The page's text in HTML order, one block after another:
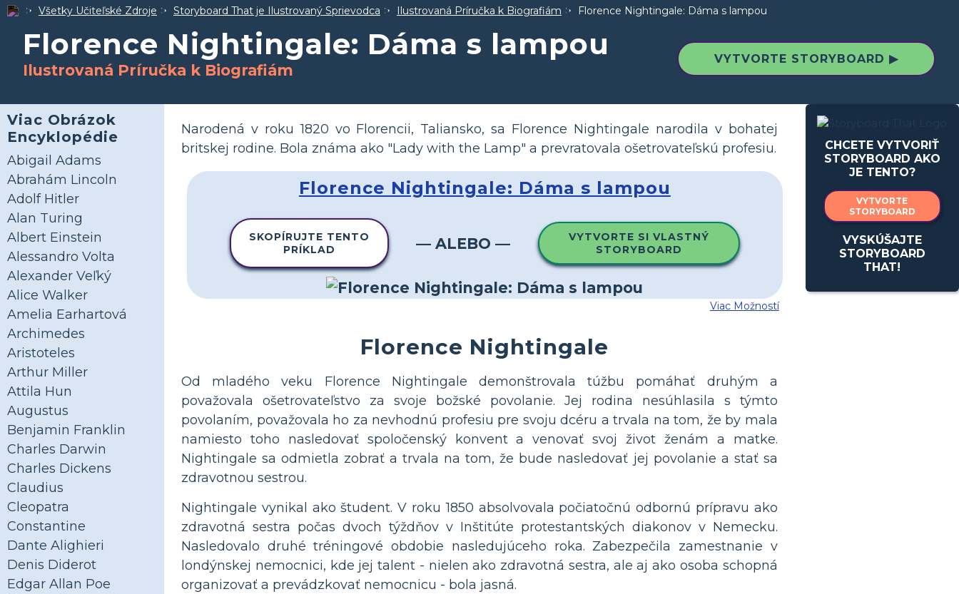
Všetky Učiteľské Zdroje Storyboard That je Ilustrovaný Sprievodca Ilustrovaná Príručka k Biografiám Florence Nightingale: Dáma s lampou
Florence Nightingale: Dáma s lampou
Ilustrovaná Príručka k Biografiám
VYTVORTE STORYBOARD ▶
Viac Obrázok
Encyklopédie
Abigail Adams
Abrahám Lincoln
Adolf Hitler
Alan Turing
Albert Einstein
Alessandro Volta
Alexander Veľký
Alice Walker
Amelia Earhartová
Archimedes
Aristoteles
Arthur Miller
Attila Hun
Augustus
Benjamin Franklin
Charles Darwin
Charles Dickens
Claudius
Cleopatra
Constantine
Dante Alighieri
Denis Diderot
Edgar Allan Poe
CHCETE VYTVORIŤ
STORYBOARD AKO
JE TENTO?
VYTVORTE
STORYBOARD
VYSKÚŠAJTE
STORYBOARD
THAT!
Narodená v roku 1820 vo Florencii, Taliansko, sa Florence Nightingale narodila v bohatej
britskej rodine. Bola známa ako "Lady with the Lamp" a prevratovala ošetrovateľskú profesiu.
Florence Nightingale: Dáma s lampou
SKOPÍRUJTE TENTO
PRÍKLAD
— ALEBO —
VYTVORTE SI VLASTNÝ
STORYBOARD
Viac Možností
Florence Nightingale
Od mladého veku Florence Nightingale demonštrovala túžbu pomáhať druhým a
považovala ošetrovateľstvo za svoje božské povolanie. Jej rodina nesúhlasila s týmto
povolaním, považovala ho za nevhodnú profesiu pre svoju dcéru a trvala na tom, že by mala
namiesto toho nasledovať spoločenský konvent a venovať svoj život ženám a matke.
Nightingale sa odmietla zobrať a trvala na tom, že bude nasledovať jej povolanie a stať sa
zdravotnou sestrou.
Nightingale vynikal ako študent. V roku 1850 absolvovala počiatočnú odbornú prípravu ako
zdravotná sestra počas dvoch týždňov v Inštitúte protestantských diakonov v Nemecku.
Nasledovalo druhé tréningové obdobie nasledujúceho roka. Zabezpečila zamestnanie v
londýnskej nemocnici, kde jej talent - nielen ako zdravotná sestra, ale aj ako osoba schopná
organizovať a prevádzkovať nemocnicu - bola jasná.